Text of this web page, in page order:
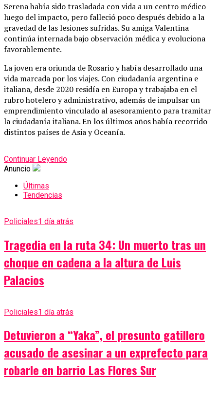
Serena había sido trasladada con vida a un centro médico
luego del impacto, pero falleció poco después debido a la
gravedad de las lesiones sufridas. Su amiga Valentina
continúa internada bajo observación médica y evoluciona
favorablemente.
La joven era oriunda de Rosario y había desarrollado una
vida marcada por los viajes. Con ciudadanía argentina e
italiana, desde 2020 residía en Europa y trabajaba en el
rubro hotelero y administrativo, además de impulsar un
emprendimiento vinculado al asesoramiento para tramitar
la ciudadanía italiana. En los últimos años había recorrido
distintos países de Asia y Oceanía.
Continuar Leyendo
Anuncio
Últimas
Tendencias
Policiales1 día atrás
Tragedia en la ruta 34: Un muerto tras un
choque en cadena a la altura de Luis
Palacios
Policiales1 día atrás
Detuvieron a “Yaka”, el presunto gatillero
acusado de asesinar a un exprefecto para
robarle en barrio Las Flores Sur